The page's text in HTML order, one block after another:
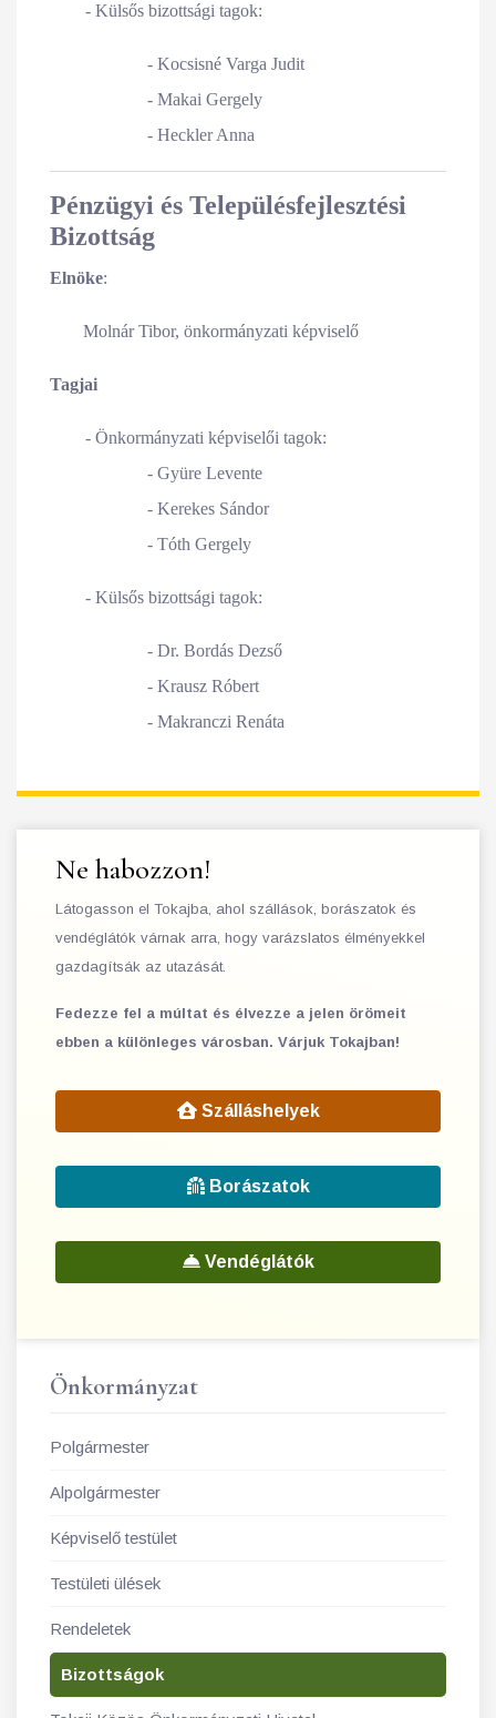
- Külsős bizottsági tagok:
- Kocsisné Varga Judit
- Makai Gergely
- Heckler Anna
Pénzügyi és Településfejlesztési
Bizottság
Elnöke:
Molnár Tibor, önkormányzati képviselő
Tagjai
- Önkormányzati képviselői tagok:
- Gyüre Levente
- Kerekes Sándor
- Tóth Gergely
- Külsős bizottsági tagok:
- Dr. Bordás Dezső
- Krausz Róbert
- Makranczi Renáta
Ne habozzon!
Látogasson el Tokajba, ahol szállások, borászatok és
vendéglátók várnak arra, hogy varázslatos élményekkel
gazdagítsák az utazását.
Fedezze fel a múltat és élvezze a jelen örömeit
ebben a különleges városban. Várjuk Tokajban!
Szálláshelyek
Borászatok
Vendéglátók
Önkormányzat
Polgármester
Alpolgármester
Képviselő testület
Testületi ülések
Rendeletek
Bizottságok